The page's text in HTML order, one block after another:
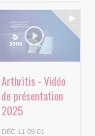
Arthritis - Vidéo
de présentation
2025
DÉC 11 09:01